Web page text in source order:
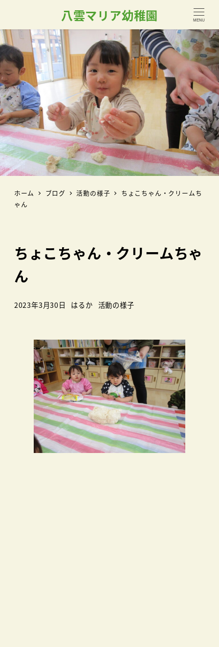
八雲マリア幼稚園 MENU
ホーム ブログ 活動の様子
ちょこちゃん・クリームち
ゃん
ちょこちゃん・クリームちゃ
ん
投稿日
2023年3月30日
著
はるか カテゴリー
活動の様子